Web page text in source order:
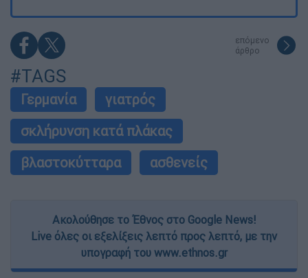
επόμενο
άρθρο
#TAGS
Γερμανία
γιατρός
σκλήρυνση κατά πλάκας
βλαστοκύτταρα
ασθενείς
Ακολούθησε το Έθνος στο Google News!
Live όλες οι εξελίξεις λεπτό προς λεπτό, με την
υπογραφή του www.ethnos.gr